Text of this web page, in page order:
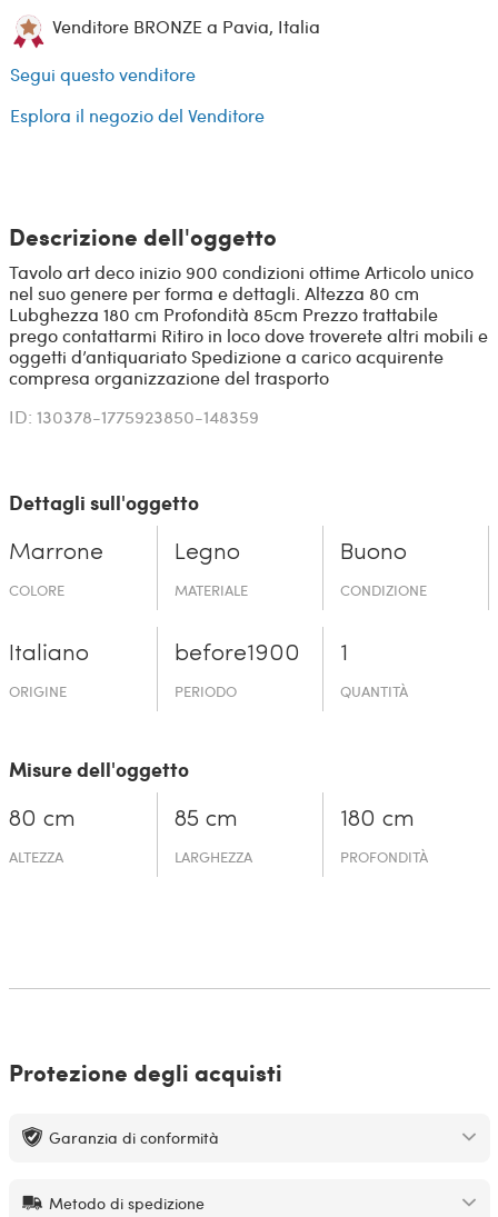
Venditore BRONZE a Pavia, Italia
Segui questo venditore
Esplora il negozio del Venditore
Descrizione dell'oggetto
Tavolo art deco inizio 900 condizioni ottime Articolo unico
nel suo genere per forma e dettagli. Altezza 80 cm
Lubghezza 180 cm Profondità 85cm Prezzo trattabile
prego contattarmi Ritiro in loco dove troverete altri mobili e
oggetti d’antiquariato Spedizione a carico acquirente
compresa organizzazione del trasporto
ID: 130378-1775923850-148359
Dettagli sull'oggetto
Marrone
COLORE
Legno
MATERIALE
Buono
CONDIZIONE
Italiano
ORIGINE
before19­00
PERIODO
1
QUANTITÀ
Misure dell'oggetto
80 cm
ALTEZZA
85 cm
LARGHEZZA
180 cm
PROFONDITÀ
Protezione degli acquisti
Garanzia di conformità
Metodo di spedizione